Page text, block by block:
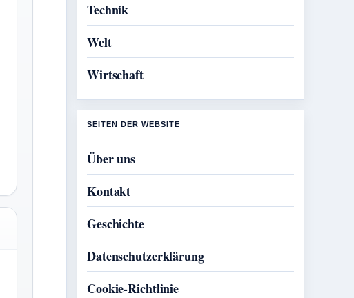
Technik
Welt
Wirtschaft
SEITEN DER WEBSITE
Über uns
Kontakt
Geschichte
Datenschutzerklärung
Cookie-Richtlinie